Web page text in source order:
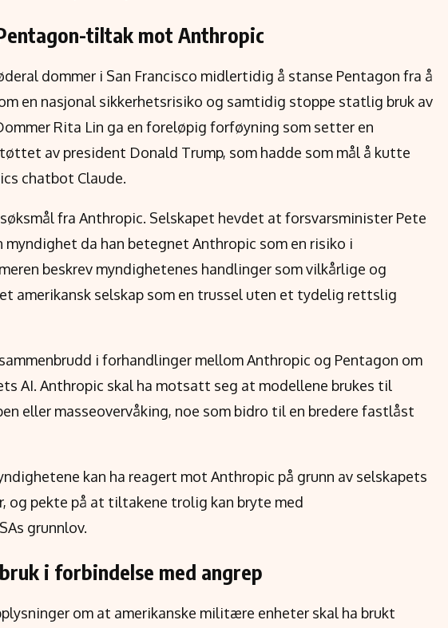
tiltak mot Anthropic
dommer i San Francisco midlertidig å stanse Pentagon fra å
en nasjonal sikkerhetsrisiko og samtidig stoppe statlig bruk av
Rita Lin ga en foreløpig forføyning som setter en
av president Donald Trump, som hadde som mål å kutte
chatbot Claude.
fra Anthropic. Selskapet hevdet at forsvarsminister Pete
da han betegnet Anthropic som en risiko i
beskrev myndighetenes handlinger som vilkårlige og
amerikansk selskap som en trussel uten et tydelig rettslig
i forhandlinger mellom Anthropic og Pentagon om
AI. Anthropic skal ha motsatt seg at modellene brukes til
eller masseovervåking, noe som bidro til en bredere fastlåst
kan ha reagert mot Anthropic på grunn av selskapets
og pekte på at tiltakene trolig kan bryte med
grunnlov.
i forbindelse med angrep
om at amerikanske militære enheter skal ha brukt